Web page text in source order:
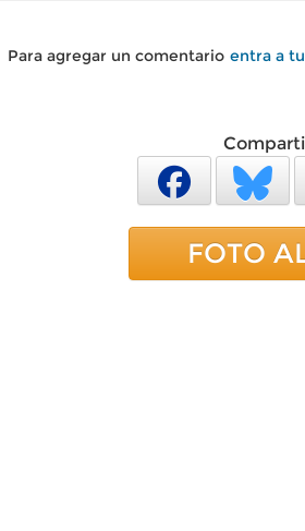
Para agregar un comentario entra a
FOTO